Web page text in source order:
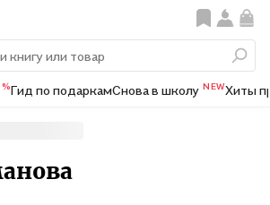
%Гид по подаркамСнова в школу NEWХиты